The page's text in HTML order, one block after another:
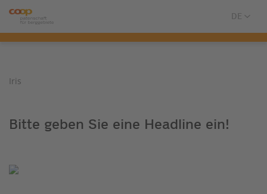
Iris
Bitte geben Sie eine Headline ein!